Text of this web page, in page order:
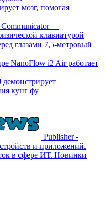
мозг, помогая
—
клавиатурой
глазами 7,5-метровый
NanoFlow i2 Air работает
кунг фу
Publisher -
и приложений.
в сфере ИТ. Новинки